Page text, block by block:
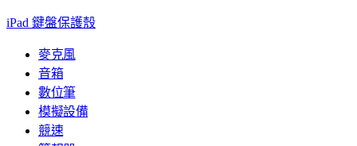
iPad 鍵盤保護殼
麥克風
音箱
數位筆
模擬設備
競速